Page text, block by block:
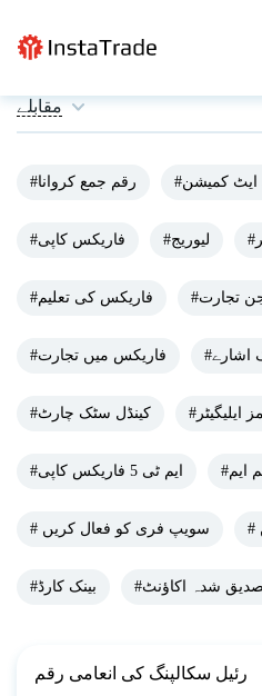
مقابلے
#رقم جمع کروانا ایٹ کمیشن
#فاریکس کاپی #لیوریج
#فاریکس کی تعلیم تجارت
#فاریکس میں تجارت اشارے
#کینڈل سٹک چارٹ ایلیگیٹر
#ایم ٹی 5 فاریکس کاپی ایم
# سویپ فری کو فعال کریں
#بینک کارڈ شدہ اکاؤنٹ
رئیل سکالپنگ کی انعامی رقم